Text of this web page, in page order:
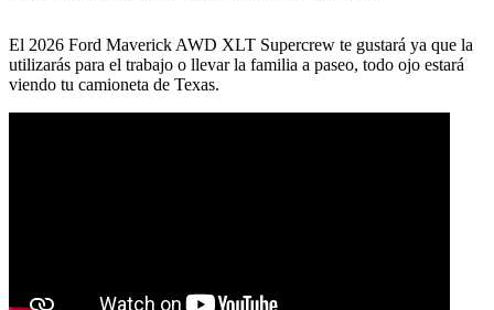
El 2026 Ford Maverick AWD XLT Supercrew te gustará ya que la
utilizarás para el trabajo o llevar la familia a paseo, todo ojo estará
viendo tu camioneta de Texas.